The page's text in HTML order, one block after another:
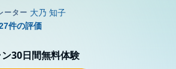
30日間無料体験